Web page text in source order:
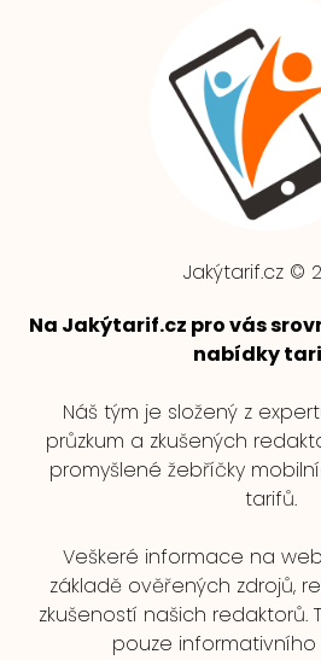
Jakýtarif.cz ©
Na Jakýtarif.cz pro vás
nabídky
Náš tým je složený z
průzkum a zkušených
promyšlené žebříčky
tarifů.
Veškeré informace na
základě ověřených zdrojů,
zkušeností našich redaktorů.
pouze informativního